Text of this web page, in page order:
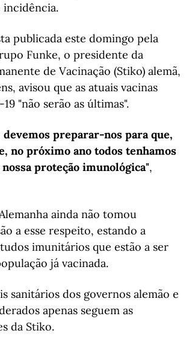
incidência.
publicada este domingo pela
Funke, o presidente da
de Vacinação (Stiko) alemã,
avisou que as atuais vacinas
"não serão as últimas".
preparar-nos para que,
no próximo ano todos tenhamos
proteção imunológica",
ainda não tomou
a esse respeito, estando a
imunitários que estão a ser
já vacinada.
sanitários dos governos alemão e
apenas seguem as
da Stiko.